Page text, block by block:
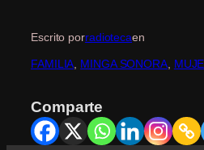
Escrito porradiotecaen
FAMILIA MINGA SONORA,
Comparte